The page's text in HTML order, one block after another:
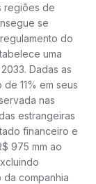
regiões de
se
do
uma
Dadas as
11% em seus
nas
estrangeiras
financeiro e
975 mm ao
companhia